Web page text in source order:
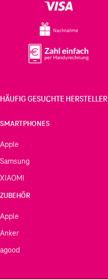
Nachnahme
HÄUFIG GESUCHTE HERSTELLER
SMARTPHONES
Apple
Samsung
XIAOMI
ZUBEHÖR
Apple
Anker
agood